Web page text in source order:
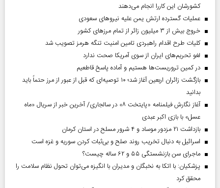
کشورشان این کاررا انجام می‌دهند
عملیات گسترده ارتش یمن علیه نیروهای سعودی
خروج بیش از ۳ میلیون زائر از تمام مرز‌های کشور
کلیات طرح اقدام راهبردی تامین امنیت تنگه هرمز تصویب شد
لغو تحریم‌های ایران از سوی آمریکا صحت ندارد
در کمین تروریست‌ها هستیم و آماده پاسخ قاطعیم
بازگشت زائران اربعین آغاز شد؛ ۱۰ توصیه‌ای که قبل از عبور از مرز حتماً باید
بدانید
آغاز نگارش فیلمنامه «پایتخت ۸» در سالجاری/ آخرین خبر از سریال «ماه
عسل» با بازی اکبر عبدی
بازداشت ۲۱ مزدور موساد و ۴ شرور مسلح در استان کرمان
اسرائیل به دنبال تخریب روند صلح و بی‌ثبات کردن سوریه و غزه است
ماجرای سن بازنشستگی ۵۵ و ۶۲ ساله چیست؟
پزشکیان: با اتکا به نخبگان و مدیران با انگیزه می‌توان تحول نظام سلامت را
محقق کرد